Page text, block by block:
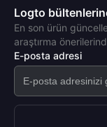
Logto
En son ürün
araştırma
E-posta adresi